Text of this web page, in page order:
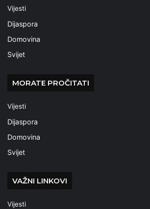
Vijesti
Dijaspora
Domovina
Svijet
MORATE PROČITATI
Vijesti
Dijaspora
Domovina
Svijet
VAŽNI LINKOVI
Vijesti